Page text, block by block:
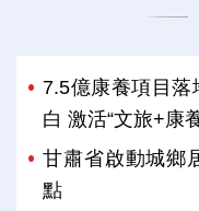
7.5億康養項目落
白 激活“文旅+康
甘肅省啟動城鄉
點